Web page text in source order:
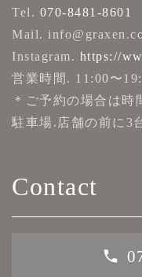
Tel. 070-8481-8601
Mail.
Instagram. https://
営業時間. 11:00〜
＊ご予約の場合は時
駐車場.店舗の前
Contact